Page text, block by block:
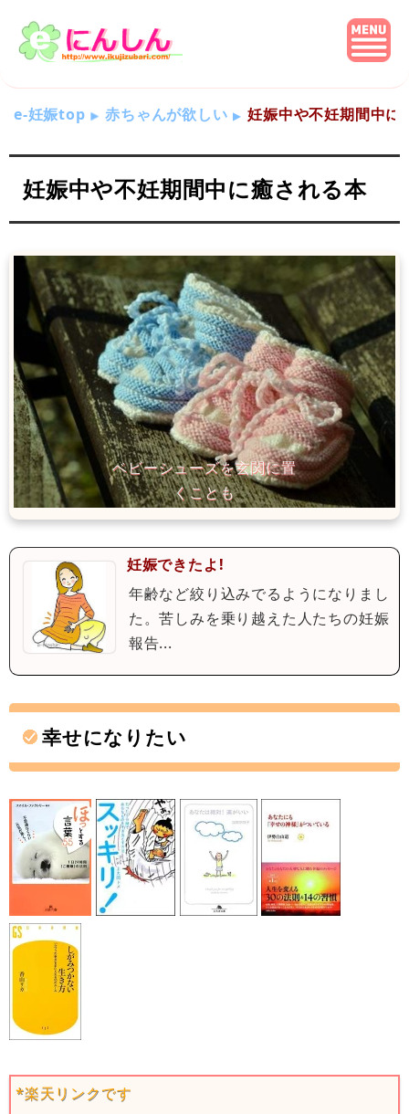
e-妊娠top 赤ちゃんが欲しい 妊娠中や不妊期間中に
妊娠中や不妊期間中に癒される本
妊娠できたよ!
年齢など絞り込みでるようになりまし
た。苦しみを乗り越えた人たちの妊娠
報告...
幸せになりたい
*楽天リンクです